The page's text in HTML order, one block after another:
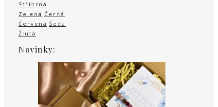
Stříbrná
Zelená Černá
Červená Šedá
Žlutá
Novinky: